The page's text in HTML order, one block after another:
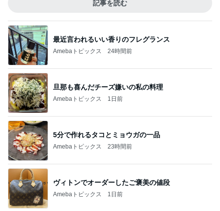
記事を読む
最近言われるいい香りのフレグランス
Amebaトピックス 24時間前
旦那も喜んだチーズ嫌いの私の料理
Amebaトピックス 1日前
5分で作れるタコとミョウガの一品
Amebaトピックス 23時間前
ヴィトンでオーダーしたご褒美の値段
Amebaトピックス 1日前